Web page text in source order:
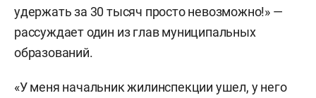
удержать за 30 тысяч просто невозможно!» —
рассуждает один из глав муниципальных
образований.
«У меня начальник жилинспекции ушел, у него